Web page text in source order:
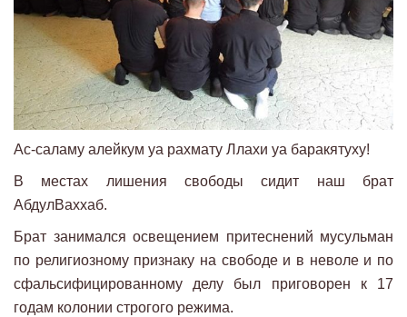
Ас-саламу алейкум уа рахмату Ллахи уа баракятуху!
В местах лишения свободы сидит наш брат
АбдулВаххаб.
Брат занимался освещением притеснений мусульман
по религиозному признаку на свободе и в неволе и по
сфальсифицированному делу был приговорен к 17
годам колонии строгого режима.